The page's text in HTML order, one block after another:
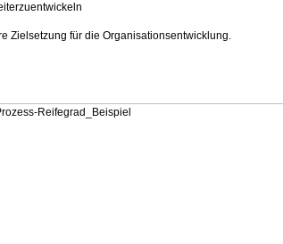
Zielsetzung für die Organisationsentwicklung.